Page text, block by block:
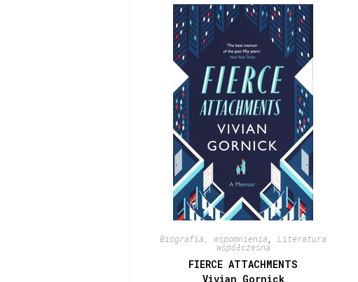
Biografia, wspomnienia Literatura
współczesna
FIERCE ATTACHMENTS
Vivian Gornick